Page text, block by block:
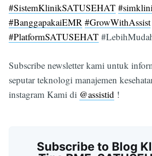
#SistemKlinikSATUSEHAT
#BanggapakaiEMR #GrowWithAssist
#PlatformSATUSEHAT
Subscribe newsletter kami untuk
seputar teknologi manajemen
instagram Kami di @assistid !
Subscribe to Blog